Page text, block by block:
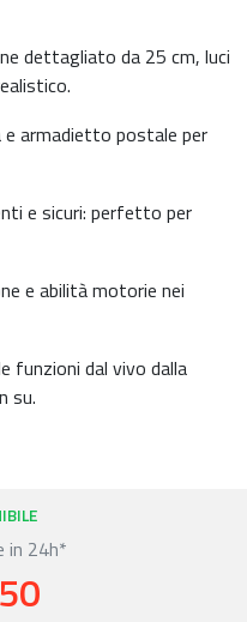
dettagliato da 25 cm, luci
e armadietto postale per
e sicuri: perfetto per
e abilità motorie nei
funzioni dal vivo dalla
su.
in 24h*